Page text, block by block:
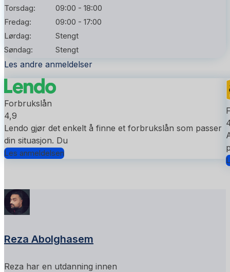
Torsdag:
09:00 - 18:00
Fredag:
09:00 - 17:00
Lørdag:
Stengt
Søndag:
Stengt
Les andre anmeldelser
Forbrukslån
4,9
Lendo gjør det enkelt å finne et forbrukslån som passer
din situasjon. Du
Les anmeldelsen
Reza Abolghasem
Reza har en utdanning innen